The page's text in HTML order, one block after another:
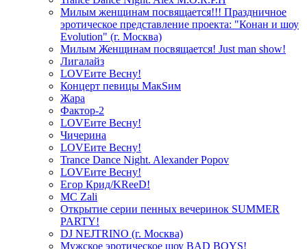
Милым женщинам посвящается!!! Праздничное
эротическое представление проекта: "Конан и шоу
Evolution" (г. Москва)
Милым Женщинам посвящается! Just man show!
Лигалайз
LOVEите Весну!
Концерт певицы МакSим
Жара
Фактор-2
LOVEите Весну!
Чичерина
LOVEите Весну!
Trance Dance Night. Alexander Popov
LOVEите Весну!
Егор Крид/KReeD!
MC Zali
Открытие серии пенных вечеринок SUMMER
PARTY!
DJ NEJTRINO (г. Москва)
Мужское эротическое шоу BAD BOYS!